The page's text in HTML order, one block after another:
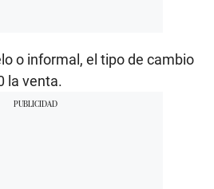
o informal, el tipo de cambio
la venta.